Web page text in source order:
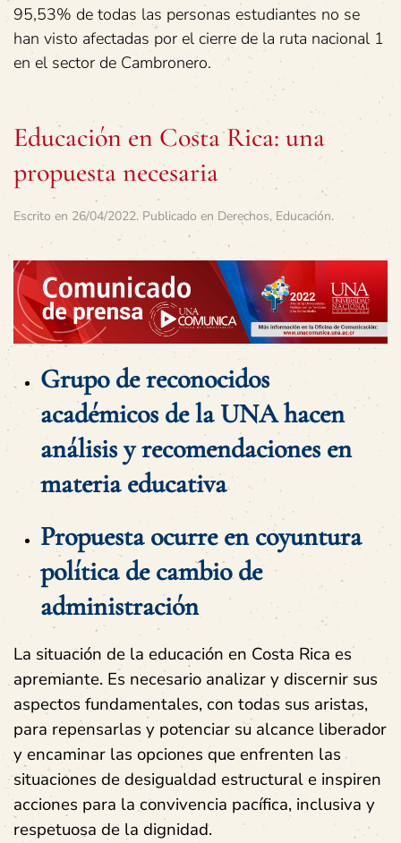
95,53% de todas las personas estudiantes no se
han visto afectadas por el cierre de la ruta nacional 1
en el sector de Cambronero.
Educación en Costa Rica: una
propuesta necesaria
Escrito en 26/04/2022. Publicado en Derechos, Educación.
Grupo de reconocidos
académicos de la UNA hacen
análisis y recomendaciones en
materia educativa
Propuesta ocurre en coyuntura
política de cambio de
administración
La situación de la educación en Costa Rica es
apremiante. Es necesario analizar y discernir sus
aspectos fundamentales, con todas sus aristas,
para repensarlas y potenciar su alcance liberador
y encaminar las opciones que enfrenten las
situaciones de desigualdad estructural e inspiren
acciones para la convivencia pacífica, inclusiva y
respetuosa de la dignidad.